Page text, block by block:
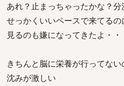
あれ？止まっちゃったかな？分
せっかくいいペースで来てる
見るのも嫌になってきたよ・・
きちんと脳に栄養が行ってな
沈みが激しい